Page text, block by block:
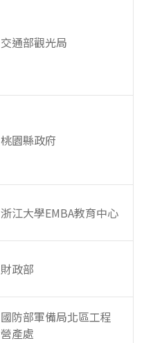
交通部觀光局
桃園縣政府
浙江大學EMBA教育中心
財政部
國防部軍備局北區工程
營產處